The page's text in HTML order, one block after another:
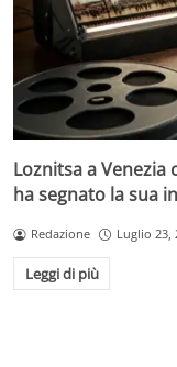
Loznitsa a Venezia
ha segnato la sua
Redazione Luglio 23,
Leggi di più